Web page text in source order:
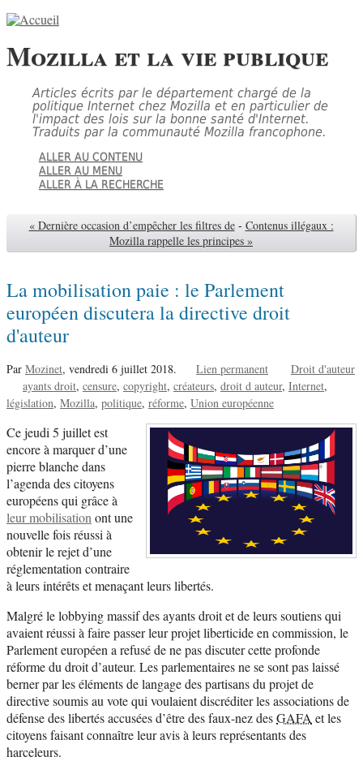
Mozilla et la vie publique
Articles écrits par le département chargé de la
politique Internet chez Mozilla et en particulier de
l'impact des lois sur la bonne santé d'Internet.
Traduits par la communauté Mozilla francophone.
ALLER AU CONTENU
ALLER AU MENU
ALLER À LA RECHERCHE
« Dernière occasion d’empêcher les filtres de - Contenus illégaux :
Mozilla rappelle les principes »
La mobilisation paie : le Parlement
européen discutera la directive droit
d'auteur
Par Mozinet, vendredi 6 juillet 2018. Lien permanent
Droit d'auteur
ayants droit censure copyright créateurs droit d auteur Internet
législation Mozilla politique réforme Union européenne
Ce jeudi 5 juillet est
encore à marquer d’une
pierre blanche dans
l’agenda des citoyens
européens qui grâce à
leur mobilisation ont une
nouvelle fois réussi à
obtenir le rejet d’une
réglementation contraire
à leurs intérêts et menaçant leurs libertés.
Malgré le lobbying massif des ayants droit et de leurs soutiens qui
avaient réussi à faire passer leur projet liberticide en commission, le
Parlement européen a refusé de ne pas discuter cette profonde
réforme du droit d’auteur. Les parlementaires ne se sont pas laissé
berner par les éléments de langage des partisans du projet de
directive soumis au vote qui voulaient discréditer les associations de
défense des libertés accusées d’être des faux-nez desGAFA et les
citoyens faisant connaître leur avis à leurs représentants des
harceleurs.